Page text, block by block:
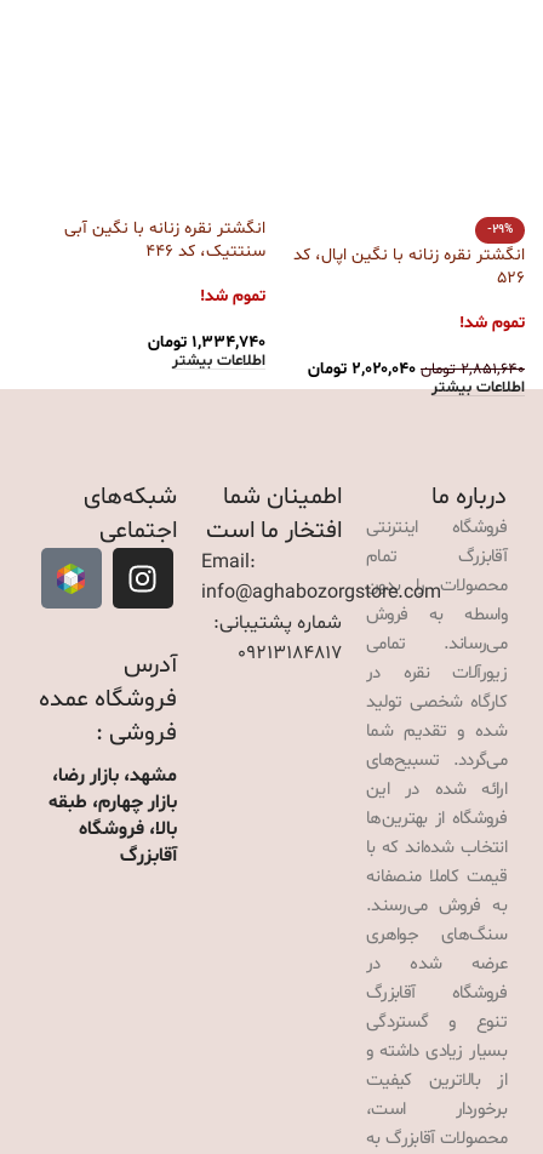
-29%
انگشتر نقره زنانه با نگین اپال، کد
526
تموم شد!
۲,۸۵۱,۶۴۰ تومان ۲,۰۲۰,۰۴۰ تومان
اطلاعات بیشتر
انگشتر نقره زنانه با نگین آبی
سنتتیک، کد 446
تموم شد!
۱,۳۳۴,۷۴۰ تومان
اطلاعات بیشتر
درباره ما
فروشگاه اینترنتی
آقابزرگ تمام
محصولات را بدون
واسطه به فروش
می‌رساند. تمامی
زیورآلات نقره در
کارگاه شخصی تولید
شده و تقدیم شما
می‌گردد. تسبیح‌های
ارائه شده در این
فروشگاه از بهترین‌ها
انتخاب شده‌اند که با
قیمت کاملا منصفانه
به فروش می‌رسند.
سنگ‌های جواهری
عرضه شده در
فروشگاه آقابزرگ
تنوع و گستردگی
بسیار زیادی داشته و
از بالاترین کیفیت
برخوردار است،
محصولات آقابزرگ به
اطمینان شما
افتخار ما است
Email:
info@aghabozorgstore.com
شماره پشتیبانی:
09213184817
شبکه‌های
اجتماعی
آدرس
فروشگاه عمده
فروشی :
مشهد، بازار رضا،
بازار چهارم، طبقه
بالا، فروشگاه
آقابزرگ